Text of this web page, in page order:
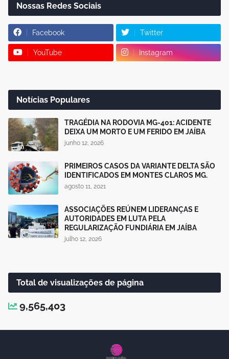
Nossas Redes Sociais
Facebook Twitter
YouTube Instagram
Notícias Populares
TRAGÉDIA NA RODOVIA MG-401: ACIDENTE
DEIXA UM MORTO E UM FERIDO EM JAÍBA
junho 12, 2026
PRIMEIROS CASOS DA VARIANTE DELTA SÃO
IDENTIFICADOS EM MONTES CLAROS MG.
agosto 11, 2021
ASSOCIAÇÕES REÚNEM LIDERANÇAS E
AUTORIDADES EM LUTA PELA
REGULARIZAÇÃO FUNDIÁRIA EM JAÍBA
julho 12, 2026
Total de visualizações de página
9,565,403